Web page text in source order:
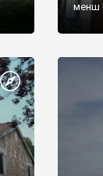
менш